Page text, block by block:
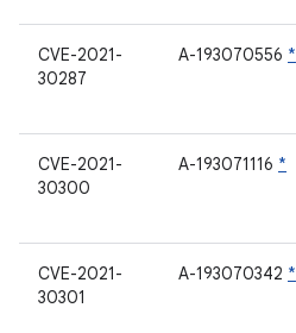
CVE-2021-
30287
A-193070556 *
CVE-2021-
30300
A-193071116 *
CVE-2021-
30301
A-193070342 *